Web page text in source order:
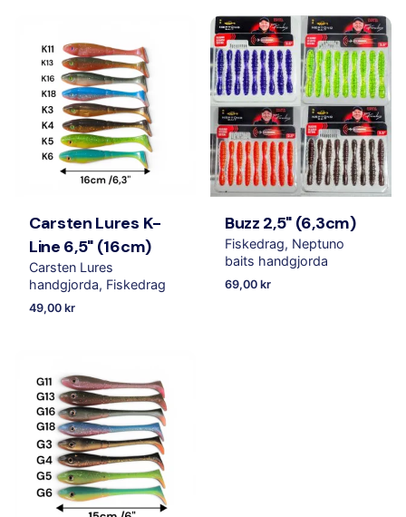
Carsten Lures K-
Line 6,5" (16cm)
Carsten Lures
handgjorda Fiskedrag
49,00 kr
Buzz 2,5" (6,3cm)
Fiskedrag Neptuno
baits handgjorda
69,00 kr